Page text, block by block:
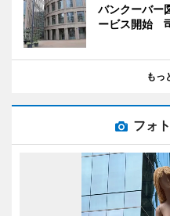
バンクーバー
ービス開始
もっ
フォ